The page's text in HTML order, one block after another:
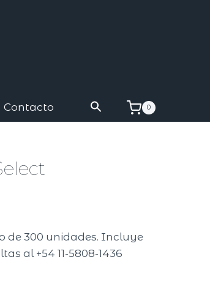
Contacto 0
de 300 unidades. Incluye
al +54 11-5808-1436